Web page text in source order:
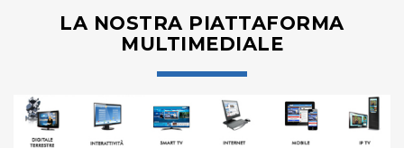
LA NOSTRA PIATTAFORMA
MULTIMEDIALE